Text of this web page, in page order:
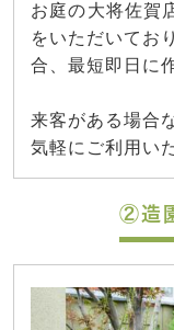
お庭の大将佐賀
をいただいてお
合、最短即日に
来客がある場合
気軽にご利用い
②造